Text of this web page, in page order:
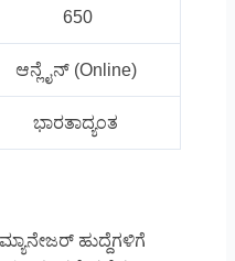
650
ಆನ್ಲೈನ್ (Online)
ಭಾರತಾದ್ಯಂತ
ಹುದ್ದೆಗಳಿಗೆ